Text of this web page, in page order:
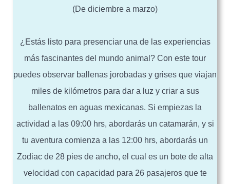
(De diciembre a marzo)
¿Estás listo para presenciar una de las experiencias
más fascinantes del mundo animal? Con este tour
puedes observar ballenas jorobadas y grises que viajan
miles de kilómetros para dar a luz y criar a sus
ballenatos en aguas mexicanas. Si empiezas la
actividad a las 09:00 hrs, abordarás un catamarán, y si
tu aventura comienza a las 12:00 hrs, abordarás un
Zodiac de 28 pies de ancho, el cual es un bote de alta
velocidad con capacidad para 26 pasajeros que te